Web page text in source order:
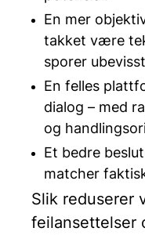
En mer
takket være
sporer
En felles
dialog – med
og
Et bedre
matcher
Slik reduserer
feilansettelser